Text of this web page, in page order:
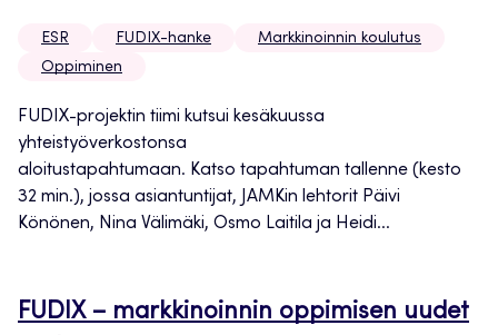
ESR FUDIX-hanke
Markkinoinnin koulutus
Oppiminen
FUDIX-projektin tiimi kutsui kesäkuussa
yhteistyöverkostonsa
aloitustapahtumaan. Katso tapahtuman tallenne (kesto
32 min.), jossa asiantuntijat, JAMKin lehtorit Päivi
Könönen, Nina Välimäki, Osmo Laitila ja Heidi...
FUDIX – markkinoinnin oppimisen uudet